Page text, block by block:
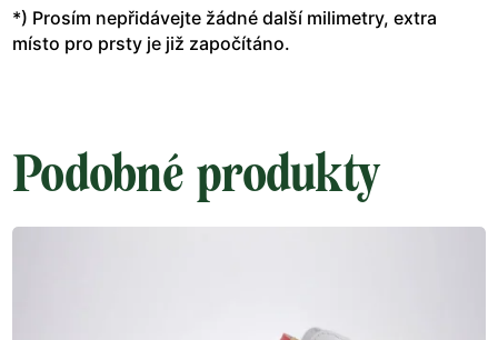
*) Prosím nepřidávejte žádné další milimetry, extra
místo pro prsty je již započítáno.
Podobné produkty